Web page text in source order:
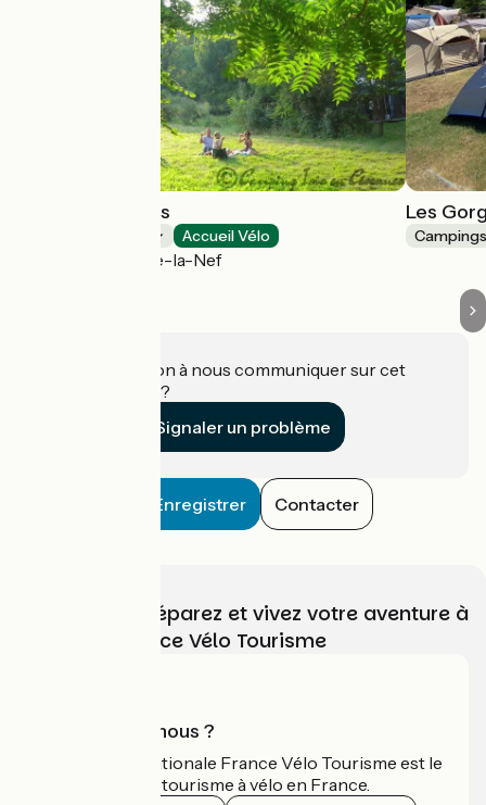
Isis en Cévennes
Accueil Vélo
Saint-Julien-de-la-Nef
Les
Une information à nous communiquer sur cet
établissement ?
Signaler un problème
Enregistrer Contacter
Choisissez, préparez et vivez votre aventure à
vélo avec France Vélo Tourisme
Qui sommes-nous ?
L'association nationale France Vélo Tourisme est le
guide officiel du tourisme à vélo en France.